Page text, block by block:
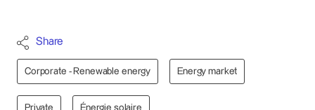
Share
Corporate - Renewable energy Energy market
Private Énergie solaire